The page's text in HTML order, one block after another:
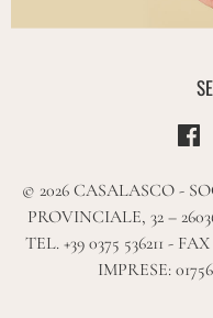
© 2026 CASALASCO -
PROVINCIALE, 32 –
TEL. +39 0375 536211 -
IMPRESE: